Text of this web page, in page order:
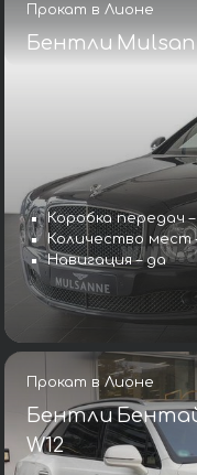
Прокат в Лионе
Бентли
Коробка передач
Количество мест
Навигация – да
Прокат в Лионе
Бентли
W12